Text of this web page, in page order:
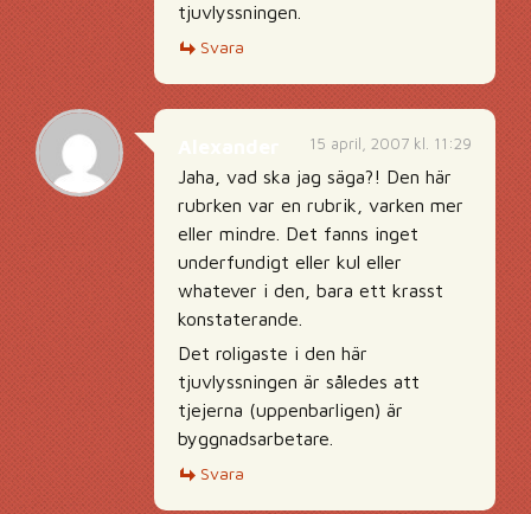
tjuvlyssningen.
Svara
15 april, 2007 kl. 11:29
Jaha, vad ska jag säga?! Den här
rubrken var en rubrik, varken mer
eller mindre. Det fanns inget
underfundigt eller kul eller
whatever i den, bara ett krasst
konstaterande.
Det roligaste i den här
tjuvlyssningen är således att
tjejerna (uppenbarligen) är
byggnadsarbetare.
Svara